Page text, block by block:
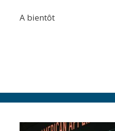
A bientôt